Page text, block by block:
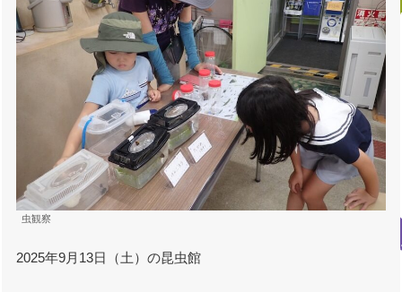
虫観察
2025年9月13日（土）の昆虫館